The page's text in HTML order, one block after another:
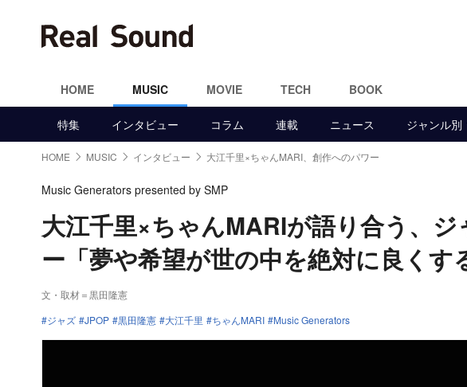
HOME MUSIC MOVIE TECH BOOK
特集 インタビュー コラム 連載 ニュース ジャンル別
HOME MUSIC インタビュー 大江千里×ちゃんMARI、創作へのパワー
Music Generators presented by SMP
大江千里×ちゃんMARIが語り合う、
ー「夢や希望が世の中を絶対に良くす
文・取材＝黒田隆憲
ジャズ
JPOP 黒田隆憲 大江千里 ちゃんMARI Music Generators